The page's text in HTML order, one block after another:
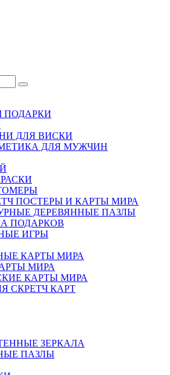
ПОДАРКИ
ДЛЯ ВИСКИ
ДЛЯ МУЖЧИН
ПОСТЕРЫ И КАРТЫ МИРА
ДЕРЕВЯННЫЕ ПАЗЛЫ
ПОДАРКОВ
ИГРЫ
КАРТЫ МИРА
МИРА
КАРТЫ МИРА
СКРЕТЧ КАРТ
ЗЕРКАЛА
ПАЗЛЫ